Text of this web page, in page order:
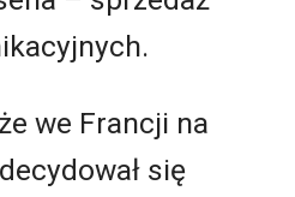
we Francji na
się